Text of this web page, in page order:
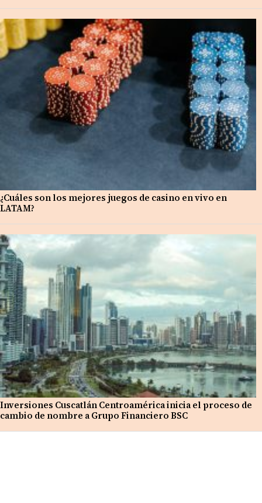
¿Cuáles son los mejores juegos de casino en vivo en
LATAM?
Inversiones Cuscatlán Centroamérica inicia el proceso de
cambio de nombre a Grupo Financiero BSC